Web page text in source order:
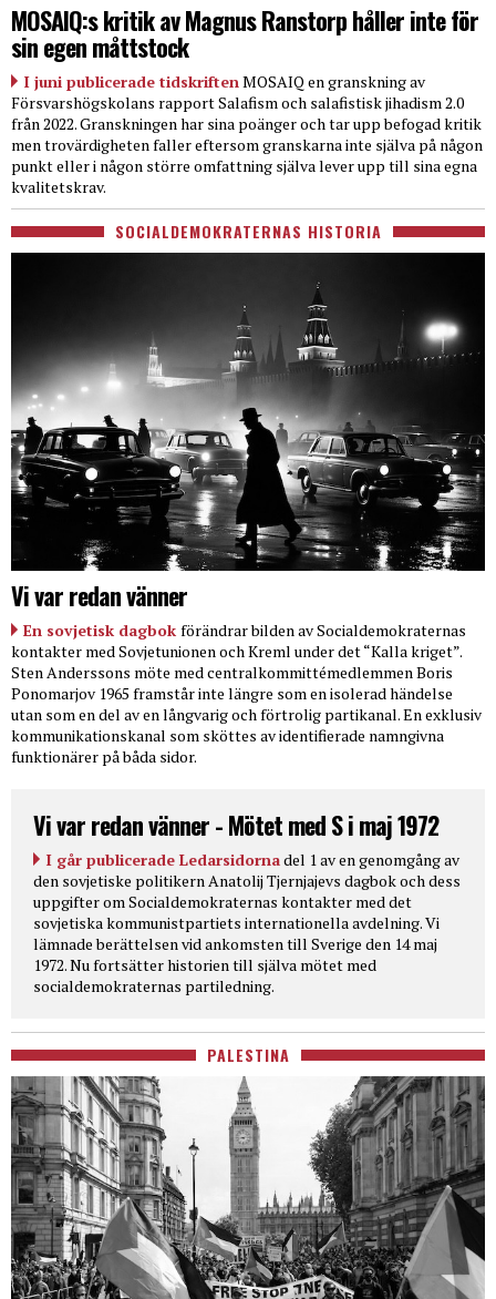
MOSAIQ:s kritik av Magnus Ranstorp håller inte för
sin egen måttstock
I juni publicerade tidskriften MOSAIQ en granskning av
Försvarshögskolans rapport Salafism och salafistisk jihadism 2.0
från 2022. Granskningen har sina poänger och tar upp befogad kritik
men trovärdigheten faller eftersom granskarna inte själva på någon
punkt eller i någon större omfattning själva lever upp till sina egna
kvalitetskrav.
SOCIALDEMOKRATERNAS HISTORIA
Vi var redan vänner
En sovjetisk dagbok förändrar bilden av Socialdemokraternas
kontakter med Sovjetunionen och Kreml under det “Kalla kriget”.
Sten Anderssons möte med centralkommittémedlemmen Boris
Ponomarjov 1965 framstår inte längre som en isolerad händelse
utan som en del av en långvarig och förtrolig partikanal. En exklusiv
kommunikationskanal som sköttes av identifierade namngivna
funktionärer på båda sidor.
Vi var redan vänner - Mötet med S i maj 1972
I går publicerade Ledarsidornadel 1 av en genomgång av
den sovjetiske politikern Anatolij Tjernjajevs dagbok och dess
uppgifter om Socialdemokraternas kontakter med det
sovjetiska kommunistpartiets internationella avdelning. Vi
lämnade berättelsen vid ankomsten till Sverige den 14 maj
1972. Nu fortsätter historien till själva mötet med
socialdemokraternas partiledning.
PALESTINA